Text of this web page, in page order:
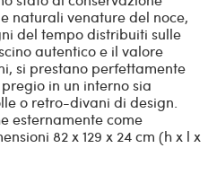
naturali venature del noce,
del tempo distribuiti sulle
autentico e il valore
si prestano perfettamente
in un interno sia
o retro-divani di design.
esternamente come
82 x 129 x 24 cm (h x l x